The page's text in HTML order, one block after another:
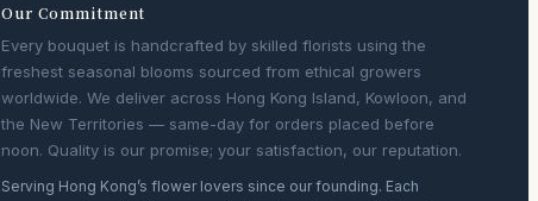
Our Commitment
Every bouquet is handcrafted by skilled florists using the
freshest seasonal blooms sourced from ethical growers
worldwide. We deliver across Hong Kong Island, Kowloon, and
the New Territories — same-day for orders placed before
noon. Quality is our promise; your satisfaction, our reputation.
Serving Hong Kong’s flower lovers since our founding. Each